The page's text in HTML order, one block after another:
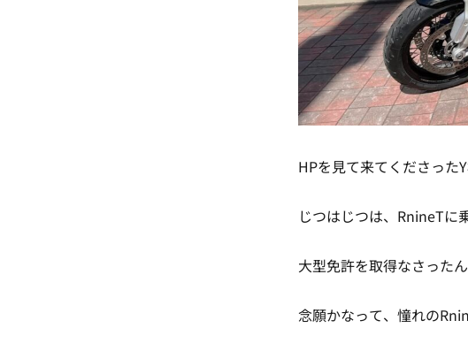
HPを見て来てくださった
じつはじつは、RnineTに
大型免許を取得なさった
念願かなって、憧れの